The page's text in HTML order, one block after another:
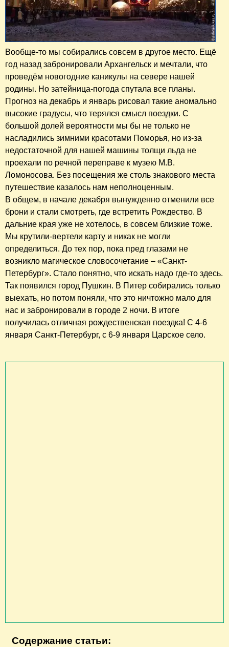
Вообще-то мы собирались совсем в другое место. Ещё
год назад забронировали Архангельск и мечтали, что
проведём новогодние каникулы на севере нашей
родины. Но затейница-погода спутала все планы.
Прогноз на декабрь и январь рисовал такие аномально
высокие градусы, что терялся смысл поездки. С
большой долей вероятности мы бы не только не
насладились зимними красотами Поморья, но из-за
недостаточной для нашей машины толщи льда не
проехали по речной переправе к музею М.В.
Ломоносова. Без посещения же столь знакового места
путешествие казалось нам неполноценным.
В общем, в начале декабря вынужденно отменили все
брони и стали смотреть, где встретить Рождество. В
дальние края уже не хотелось, в совсем близкие тоже.
Мы крутили-вертели карту и никак не могли
определиться. До тех пор, пока пред глазами не
возникло магическое словосочетание – «Санкт-
Петербург». Стало понятно, что искать надо где-то здесь.
Так появился город Пушкин. В Питер собирались только
выехать, но потом поняли, что это ничтожно мало для
нас и забронировали в городе 2 ночи. В итоге
получилась отличная рождественская поездка! С 4-6
января Санкт-Петербург, с 6-9 января Царское село.
Содержание статьи: